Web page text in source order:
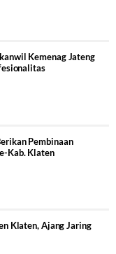
Kemenag Jateng
Pembinaan
Kab. Klaten
Klaten, Ajang Jaring